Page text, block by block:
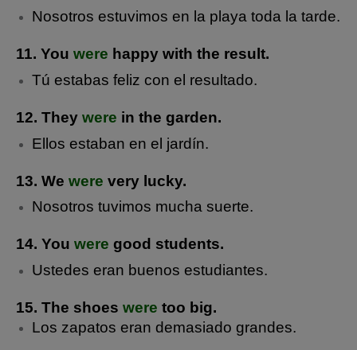
Nosotros estuvimos en la playa toda la tarde.
11. You were happy with the result.
Tú estabas feliz con el resultado.
12. They were in the garden.
Ellos estaban en el jardín.
13. We were very lucky.
Nosotros tuvimos mucha suerte.
14. You were good students.
Ustedes eran buenos estudiantes.
15. The shoes were too big.
Los zapatos eran demasiado grandes.